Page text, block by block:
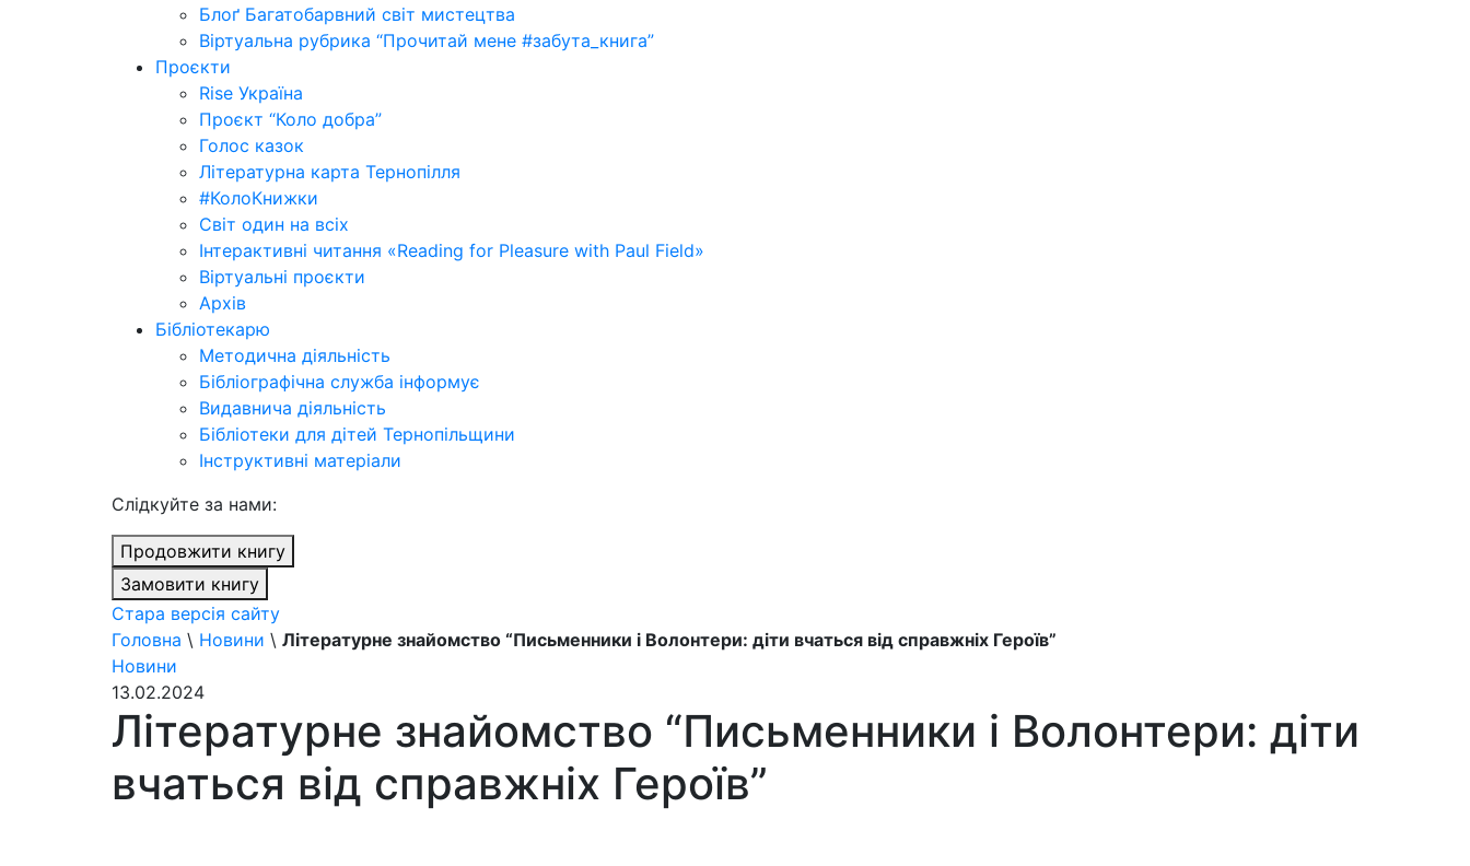
Блоґ Багатобарвний світ мистецтва
Віртуальна рубрика “Прочитай мене #забута_книга”
Проєкти
Rise Україна
Проєкт “Коло добра”
Голос казок
Літературна карта Тернопілля
#КолоКнижки
Світ один на всіх
Інтерактивні читання «Reading for Pleasure with Paul Field»
Віртуальні проєкти
Архів
Бібліотекарю
Методична діяльність
Бібліографічна служба інформує
Видавнича діяльність
Бібліотеки для дітей Тернопільщини
Інструктивні матеріали
Cлідкуйте за нами:
Продовжити книгу
Замовити книгу
Стара версія сайту
Головна \ Новини \ Літературне знайомство “Письменники і Волонтери: діти вчаться від справжніх Героїв”
Новини
13.02.2024
Літературне знайомство “Письменники і Волонтери: діти
вчаться від справжніх Героїв”